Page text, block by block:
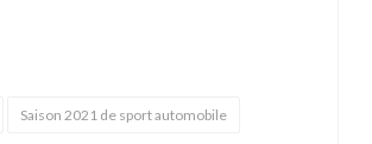
Saison 2021 de sport automobile